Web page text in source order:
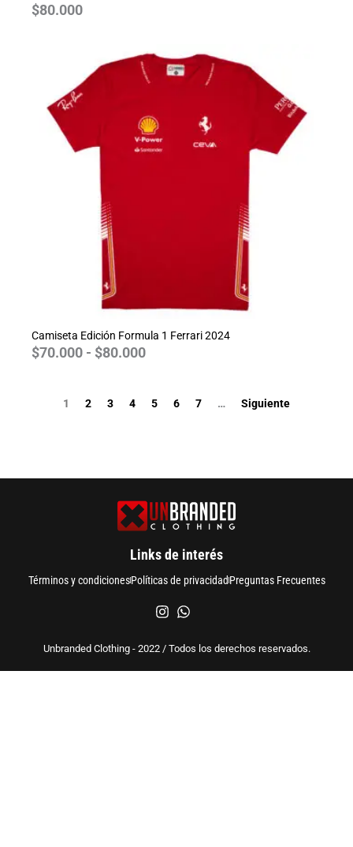
$80.000
Camiseta Edición Formula 1 Ferrari 2024
$70.000 - $80.000
de
precios:
$70.000
hasta
$80.000
1 2 3 4 5 6 7 … Siguiente
Links de interés
Términos y condicionesPolíticas de privacidadPreguntas Frecuentes
Unbranded Clothing - 2022 / Todos los derechos reservados.